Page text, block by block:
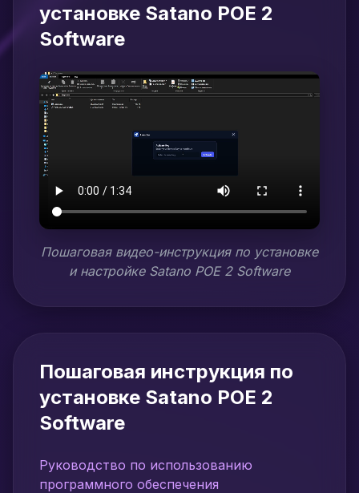
установке Satano POE 2
Software
Пошаговая видео-инструкция по установке
и настройке Satano POE 2 Software
Пошаговая инструкция по
установке Satano POE 2
Software
Руководство по использованию
программного обеспечения